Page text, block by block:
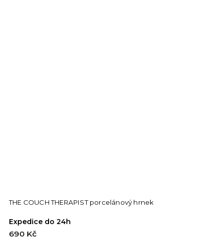
THE COUCH THERAPIST porcelánový hrnek
Expedice do 24h
690 Kč